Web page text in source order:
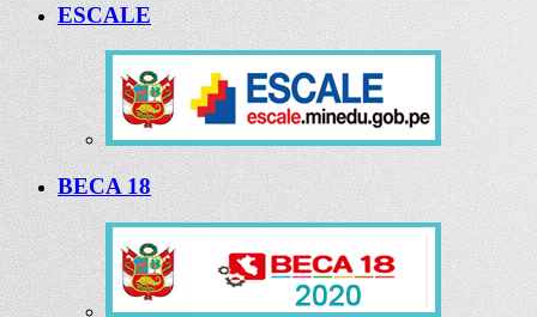
ESCALE
BECA 18